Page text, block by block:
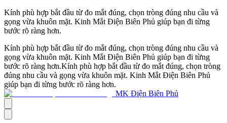
Kính phù hợp bắt đầu từ đo mắt đúng, chọn tròng đúng nhu cầu và
gọng vừa khuôn mặt. Kinh Mắt Điện Biên Phủ giúp bạn đi từng
bước rõ ràng hơn.
Kính phù hợp bắt đầu từ đo mắt đúng, chọn tròng đúng nhu cầu và
gọng vừa khuôn mặt. Kinh Mắt Điện Biên Phủ giúp bạn đi từng
bước rõ ràng hơn.Kính phù hợp bắt đầu từ đo mắt đúng, chọn tròng
đúng nhu cầu và gọng vừa khuôn mặt. Kinh Mắt Điện Biên Phủ
giúp bạn đi từng bước rõ ràng hơn.
MK Điện Biên Phủ